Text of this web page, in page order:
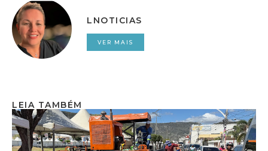
LNOTICIAS
VER MAIS
LEIA TAMBÉM